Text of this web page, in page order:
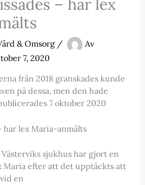
– har lex
& Omsorg/
Av
7, 2020
från 2018 granskades kunde
på dessa, men den hade
7 oktober 2020
har lex Maria-anmälts
sjukhus har gjort en
Maria efter att det upptäckts att
en